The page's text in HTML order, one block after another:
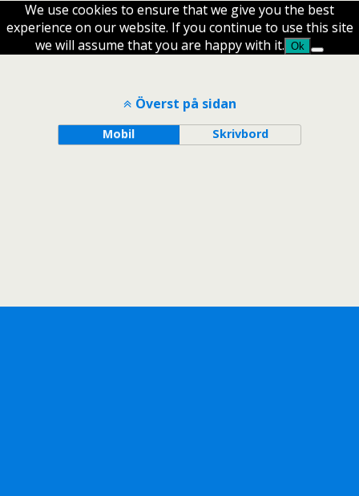
We use cookies to ensure that we give you the best
experience on our website. If you continue to use this site
we will assume that you are happy with it. Ok
Överst på sidan
Mobil Skrivbord